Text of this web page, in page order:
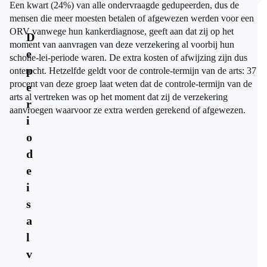
D
e
p
e
r
i
o
d
e
i
s
a
l
v
Een kwart (24%) van alle ondervraagde gedupeerden, dus de
mensen die meer moesten betalen of afgewezen werden voor een
ORV vanwege hun kankerdiagnose, geeft aan dat zij op het
moment van aanvragen van deze verzekering al voorbij hun
schone-lei-periode waren. De extra kosten of afwijzing zijn dus
onterecht. Hetzelfde geldt voor de controle-termijn van de arts: 37
procent van deze groep laat weten dat de controle-termijn van de
arts al vertreken was op het moment dat zij de verzekering
aanvroegen waarvoor ze extra werden gerekend of afgewezen.